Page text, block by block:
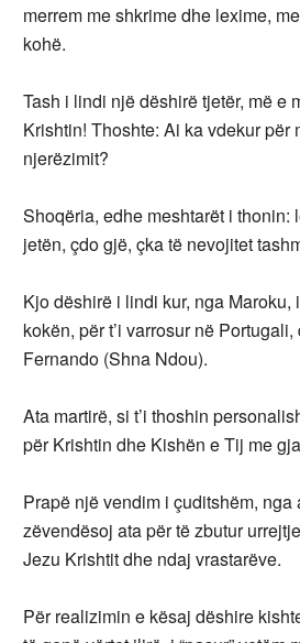
merrem me shkrime dhe lexime,
kohë.
Tash i lindi një dëshirë tjetër, më e
Krishtin! Thoshte: Ai ka vdekur për
njerëzimit?
Shoqëria, edhe meshtarët i thonin:
jetën, çdo gjë, çka të nevojitet
Kjo dëshirë i lindi kur, nga
kokën, për t’i varrosur në
Fernando (Shna Ndou).
Ata martirë, si t’i thoshin
për Krishtin dhe Kishën e Tij me
Prapë një vendim i çuditshëm, nga
zëvendësoj ata për të zbutur
Jezu Krishtit dhe ndaj vrastarëve.
Për realizimin e kësaj dëshire